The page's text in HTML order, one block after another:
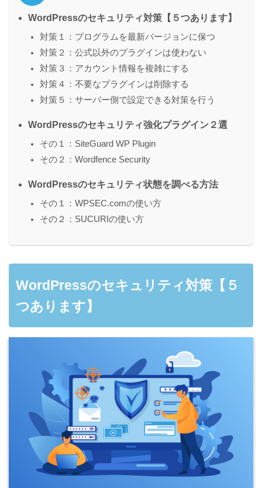
WordPressのセキュリティ対策【５つあります】
対策１：プログラムを最新バージョンに保つ
対策２：公式以外のプラグインは使わない
対策３：アカウント情報を複雑にする
対策４：不要なプラグインは削除する
対策５：サーバー側で設定できる対策を行う
WordPressのセキュリティ強化プラグイン２選
その１：SiteGuard WP Plugin
その２：Wordfence Security
WordPressのセキュリティ状態を調べる方法
その１：WPSEC.comの使い方
その２：SUCURIの使い方
WordPressのセキュリティ対策【５
つあります】